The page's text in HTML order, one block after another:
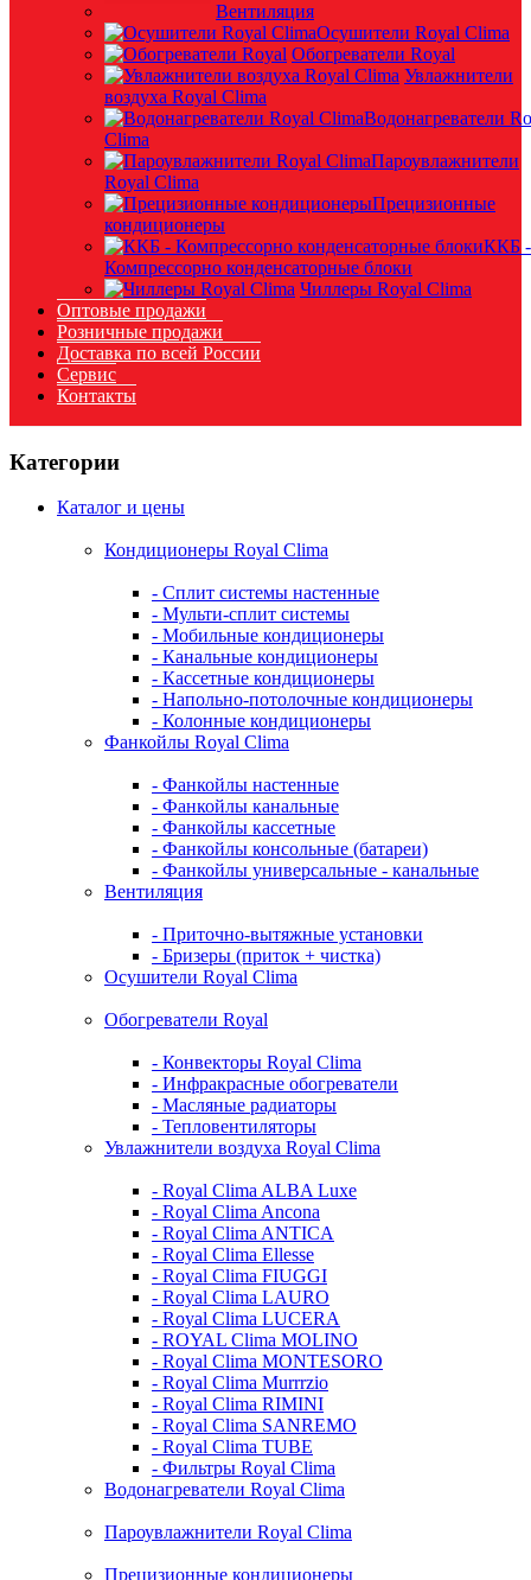
Вентиляция
Осушители Royal Clima
Обогреватели Royal
Увлажнители
воздуха Royal Clima
Водонагреватели
Clima
Пароувлажнители
Royal Clima
Прецизионные
кондиционеры
ККБ -
Компрессорно конденсаторные блоки
Чиллеры Royal Clima
Оптовые продажи
Розничные продажи
Доставка по всей России
Сервис
Контакты
Категории
Каталог и цены
Кондиционеры Royal Clima
- Сплит системы настенные
- Мульти-сплит системы
- Мобильные кондиционеры
- Канальные кондиционеры
- Кассетные кондиционеры
- Напольно-потолочные кондиционеры
- Колонные кондиционеры
Фанкойлы Royal Clima
- Фанкойлы настенные
- Фанкойлы канальные
- Фанкойлы кассетные
- Фанкойлы консольные (батареи)
- Фанкойлы универсальные - канальные
Вентиляция
- Приточно-вытяжные установки
- Бризеры (приток + чистка)
Осушители Royal Clima
Обогреватели Royal
- Конвекторы Royal Clima
- Инфракрасные обогреватели
- Масляные радиаторы
- Тепловентиляторы
Увлажнители воздуха Royal Clima
- Royal Clima ALBA Luxe
- Royal Clima Ancona
- Royal Clima ANTICA
- Royal Clima Ellesse
- Royal Clima FIUGGI
- Royal Clima LAURO
- Royal Clima LUCERA
- ROYAL Clima MOLINO
- Royal Clima MONTESORO
- Royal Clima Murrrzio
- Royal Clima RIMINI
- Royal Clima SANREMO
- Royal Clima TUBE
- Фильтры Royal Clima
Водонагреватели Royal Clima
Пароувлажнители Royal Clima
Прецизионные кондиционеры